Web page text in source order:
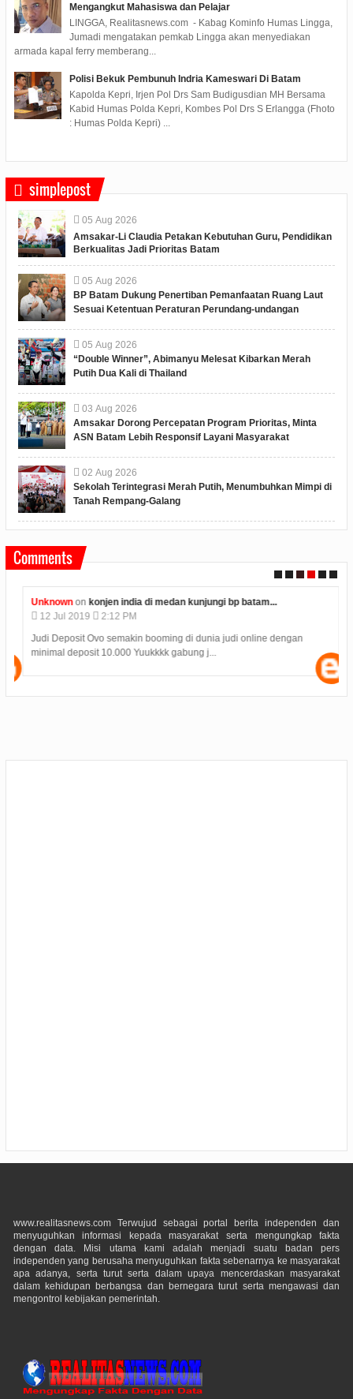
Mengangkut Mahasiswa dan Pelajar
LINGGA, Realitasnews.com - Kabag Kominfo Humas Lingga,
Jumadi mengatakan pemkab Lingga akan menyediakan
armada kapal ferry memberang...
Polisi Bekuk Pembunuh Indria Kameswari Di Batam
Kapolda Kepri, Irjen Pol Drs Sam Budigusdian MH Bersama
Kabid Humas Polda Kepri, Kombes Pol Drs S Erlangga (Fhoto
: Humas Polda Kepri) ...
simplepost
05 Aug 2026
Amsakar-Li Claudia Petakan Kebutuhan Guru, Pendidikan
Berkualitas Jadi Prioritas Batam
05 Aug 2026
BP Batam Dukung Penertiban Pemanfaatan Ruang Laut
Sesuai Ketentuan Peraturan Perundang-undangan
05 Aug 2026
“Double Winner”, Abimanyu Melesat Kibarkan Merah
Putih Dua Kali di Thailand
03 Aug 2026
Amsakar Dorong Percepatan Program Prioritas, Minta
ASN Batam Lebih Responsif Layani Masyarakat
02 Aug 2026
Sekolah Terintegrasi Merah Putih, Menumbuhkan Mimpi di
Tanah Rempang-Galang
Comments
Unknownonkonjen india di medan kunjungi bp batam...
12 Jul 2019
2:12 PM
Judi Deposit Ovo semakin booming di dunia judi online dengan
minimal deposit 10.000 Yuukkkk gabung j...
www.realitasnews.com Terwujud sebagai portal berita independen dan
menyuguhkan informasi kepada masyarakat serta mengungkap fakta
dengan data. Misi utama kami adalah menjadi suatu badan pers
independen yang berusaha menyuguhkan fakta sebenarnya ke masyarakat
apa adanya, serta turut serta dalam upaya mencerdaskan masyarakat
dalam kehidupan berbangsa dan bernegara turut serta mengawasi dan
mengontrol kebijakan pemerintah.